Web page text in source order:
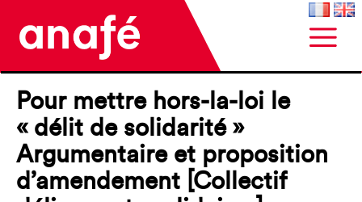
Pour mettre hors-la-loi le
« délit de solidarité »
Argumentaire et proposition
d’amendement [Collectif